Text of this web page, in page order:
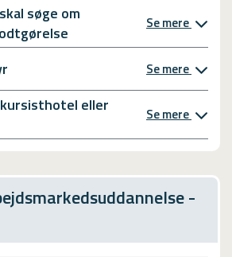
søge om
Se mere
Se mere
eller
Se mere
-